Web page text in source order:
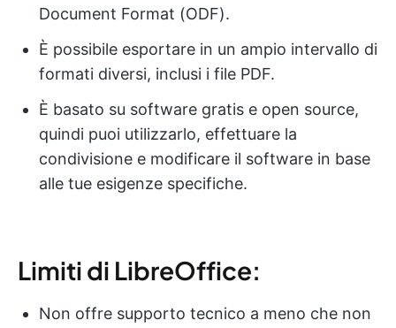
Document Format (ODF).
È possibile esportare in un ampio intervallo di
formati diversi, inclusi i file PDF.
È basato su software gratis e open source,
quindi puoi utilizzarlo, effettuare la
condivisione e modificare il software in base
alle tue esigenze specifiche.
Limiti di LibreOffice:
Non offre supporto tecnico a meno che non